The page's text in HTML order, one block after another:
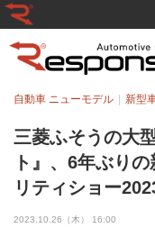
三菱ふそうの大
ト』、6年ぶり
リティショー
自動車 ニューモデル 新型
2023.10.26（木） 16:00